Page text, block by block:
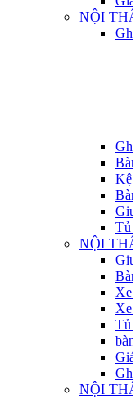
NỘI
Tủ
NỘI
Tủ
NỘI